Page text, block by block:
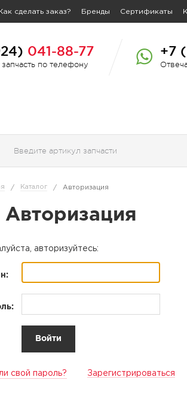
Как сделать заказ? Бренды Сертификаты
041-88-77
запчасть по телефону
+7
/ Каталог / Авторизация
Авторизация
авторизуйтесь:
свой пароль? Зарегистрироваться